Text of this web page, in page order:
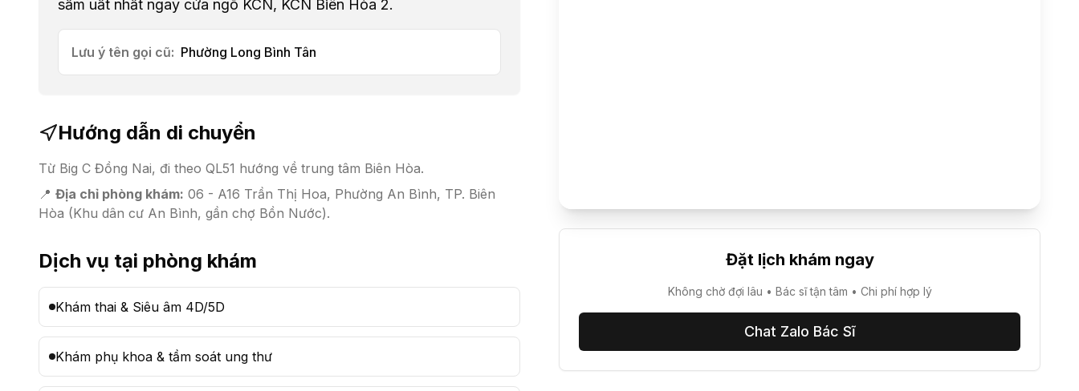
sầm uất nhất ngay cửa ngõ KCN, KCN Biên Hòa 2.
Lưu ý tên gọi cũ: Phường Long Bình Tân
Hướng dẫn di chuyển
Từ Big C Đồng Nai, đi theo QL51 hướng về trung tâm Biên Hòa.
📍 Địa chỉ phòng khám: 06 - A16 Trần Thị Hoa, Phường An Bình, TP. Biên
Hòa (Khu dân cư An Bình, gần chợ Bồn Nước).
Dịch vụ tại phòng khám
Khám thai & Siêu âm 4D/5D
Khám phụ khoa & tầm soát ung thư
Đặt lịch khám ngay
Không chờ đợi lâu • Bác sĩ tận tâm • Chi phí hợp lý
Chat Zalo Bác Sĩ